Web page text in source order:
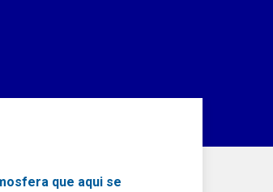
que aqui se